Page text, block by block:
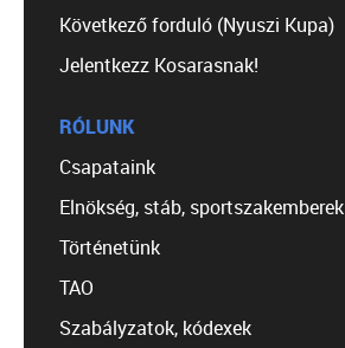
Következő forduló (Nyuszi Kupa)
Jelentkezz Kosarasnak!
RÓLUNK
Csapataink
Elnökség, stáb, sportszakemberek
Történetünk
TAO
Szabályzatok, kódexek